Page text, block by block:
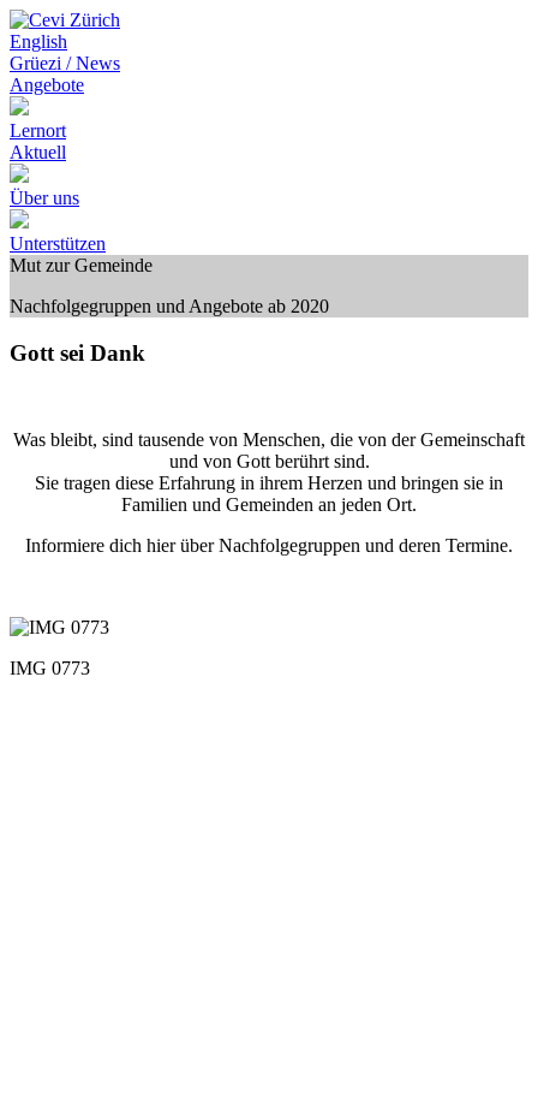
English
Grüezi / News
Angebote
Lernort
Aktuell
Über uns
Unterstützen
Mut zur Gemeinde
Nachfolgegruppen und Angebote ab 2020
Gott sei Dank
Was bleibt, sind tausende von Menschen, die von der Gemeinschaft
und von Gott berührt sind.
Sie tragen diese Erfahrung in ihrem Herzen und bringen sie in
Familien und Gemeinden an jeden Ort.
Informiere dich hier über Nachfolgegruppen und deren Termine.
IMG 0773